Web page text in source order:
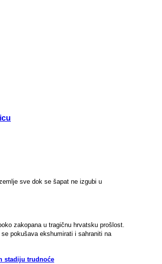
sve dok se šapat ne izgubi u
zakopana u tragičnu hrvatsku prošlost.
pokušava ekshumirati i sahraniti na
stadiju trudnoće